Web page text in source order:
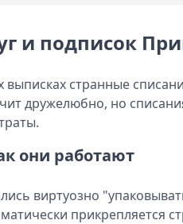
и подписок
странные
дружелюбно, но
они работают
виртуозно
прикрепляется